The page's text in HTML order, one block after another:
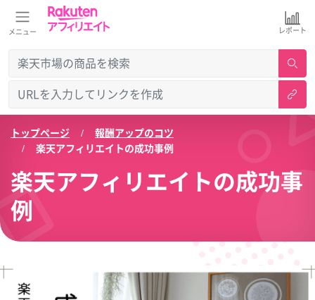
メニュー レポート
トップページ
報酬アップのコツ
楽天アフィリエイトの成功事例
楽天アフィリエイトの成功事
例